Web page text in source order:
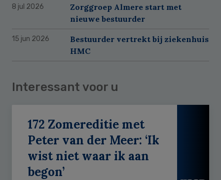
8 jul 2026
Zorggroep Almere start met
nieuwe bestuurder
15 jun 2026
Bestuurder vertrekt bij ziekenhuis
HMC
Interessant voor u
172 Zomereditie met
Peter van der Meer: ‘Ik
wist niet waar ik aan
begon’